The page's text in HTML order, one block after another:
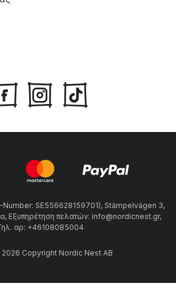
Number: SE556628159701), Stämpelvägen 3,
Εξυπηρέτηση πελατών: info@nordicnest.gr,
αρ: +46108085004
Copyright Nordic Nest AB